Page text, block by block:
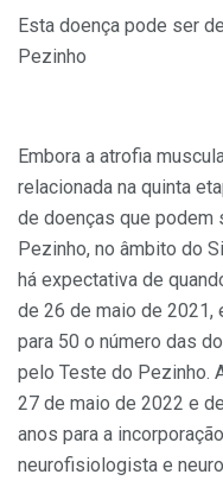
Esta doença pode ser
Pezinho
Embora a atrofia
relacionada na quinta
de doenças que podem
Pezinho, no âmbito do
há expectativa de
de 26 de maio de 2021,
para 50 o número das
pelo Teste do Pezinho.
27 de maio de 2022 e
anos para a
neurofisiologista e